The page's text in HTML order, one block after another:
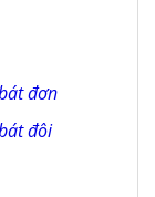
đơn
đôi